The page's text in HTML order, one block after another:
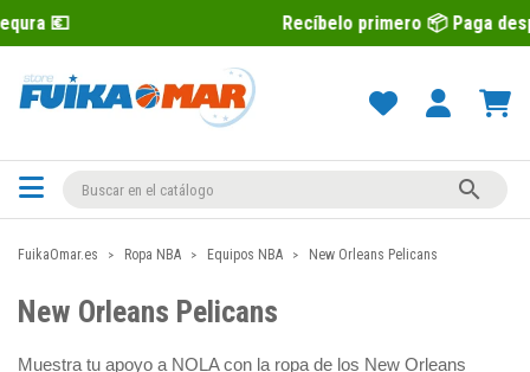
Recíbelo primero 📦 Paga después con

FuikaOmar.es Ropa NBA Equipos NBA New Orleans Pelicans
New Orleans Pelicans
Muestra tu apoyo a NOLA con la ropa de los New Orleans